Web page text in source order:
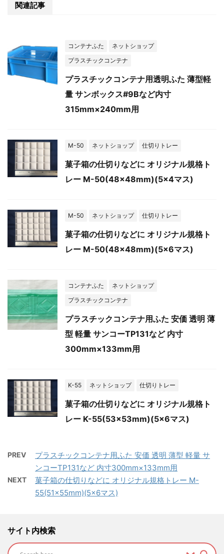
関連記事
コンテナふた
ネットショップ
プラスチックコンテナ
プラスチックコンテナ用透明ふた 薄型軽
量 サンボックス#9Bなど内寸
315mm×240mm用
M-50 ネットショップ 仕切りトレー
菓子箱の仕切りなどに オリジナル規格ト
レー M-50(48×48mm)(5×4マス)
M-50 ネットショップ 仕切りトレー
菓子箱の仕切りなどに オリジナル規格ト
レー M-50(48×48mm)(5×6マス)
コンテナふた
ネットショップ
プラスチックコンテナ
プラスチックコンテナ用ふた 安価 透明 薄
型 軽量 サンコーTP131など 内寸
300mm×133mm用
K-55 ネットショップ 仕切りトレー
菓子箱の仕切りなどに オリジナル規格ト
レー K-55(53×53mm)(5×6マス)
PREV
プラスチックコンテナ用ふた 安価 透明 薄型 軽量 サ
ンコーTP131など 内寸300mm×133mm用
NEXT
菓子箱の仕切りなどに オリジナル規格トレー M-
55(51×55mm)(5×6マス)
サイト内検索